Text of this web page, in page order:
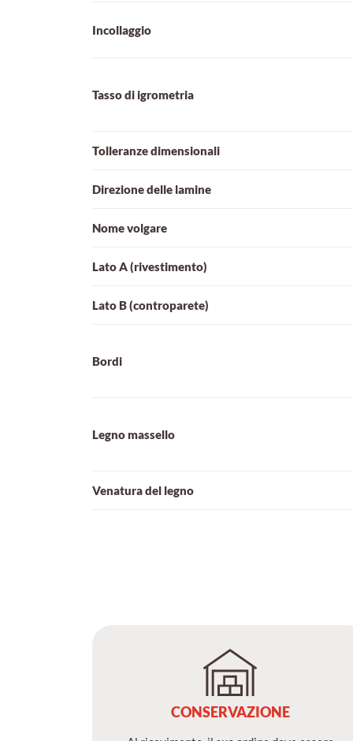
Incollaggio
Tasso di igrometria
Tolleranze dimensionali
Direzione delle lamine
Nome volgare
Lato A (rivestimento)
Lato B (controparete)
Bordi
Legno massello
Venatura del legno
CONSERVAZIONE